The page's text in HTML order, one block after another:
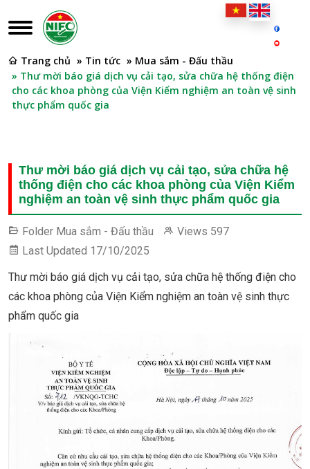
Trang chủ » Tin tức » Mua sắm - Đấu thầu
» Thư mời báo giá dịch vụ cải tạo, sửa chữa hệ thống điện
cho các khoa phòng của Viện Kiểm nghiệm an toàn vệ sinh
thực phẩm quốc gia
Thư mời báo giá dịch vụ cải tạo, sửa chữa hệ
thống điện cho các khoa phòng của Viện Kiểm
nghiệm an toàn vệ sinh thực phẩm quốc gia
Folder Mua sắm - Đấu thầu Views 597
Last Updated 17/10/2025
Thư mời báo giá dịch vụ cải tạo, sửa chữa hệ thống điện cho
các khoa phòng của Viện Kiểm nghiệm an toàn vệ sinh thực
phẩm quốc gia